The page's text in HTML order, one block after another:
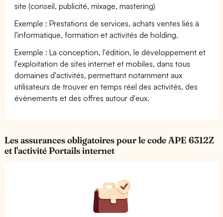
site (conseil, publicité, mixage, mastering)
Exemple : Prestations de services, achats ventes liés à
l'informatique, formation et activités de holding.
Exemple : La conception, l'édition, le développement et
l'exploitation de sites internet et mobiles, dans tous
domaines d'activités, permettant notamment aux
utilisateurs de trouver en temps réel des activités, des
évènements et des offres autour d'eux.
Les assurances obligatoires pour le code APE 6312Z
et l'activité Portails internet